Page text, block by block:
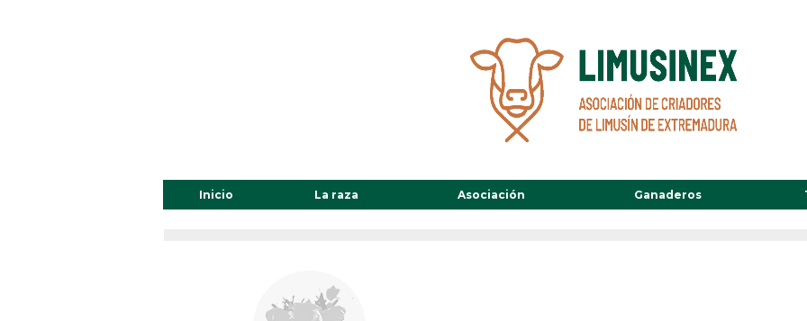
Inicio La raza Asociación Ganaderos